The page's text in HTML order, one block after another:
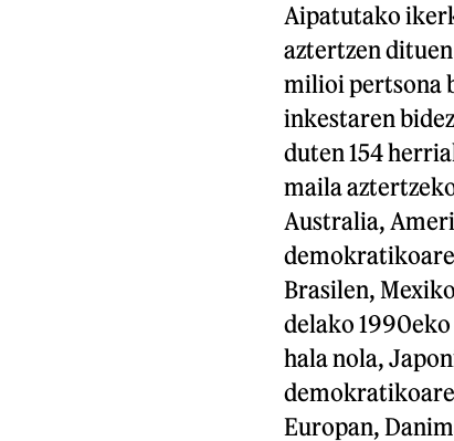
Aipatutako
aztertzen
milioi pertsona
inkestaren
duten 154
maila
Australia,
Brasilen,
delako
hala nola,
Europan,